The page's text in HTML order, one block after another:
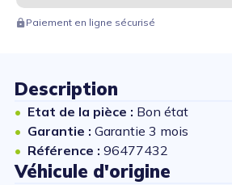
Paiement en ligne sécurisé
Description
Etat de la pièce : Bon état
Garantie : Garantie 3 mois
Référence : 96477432
Véhicule d'origine